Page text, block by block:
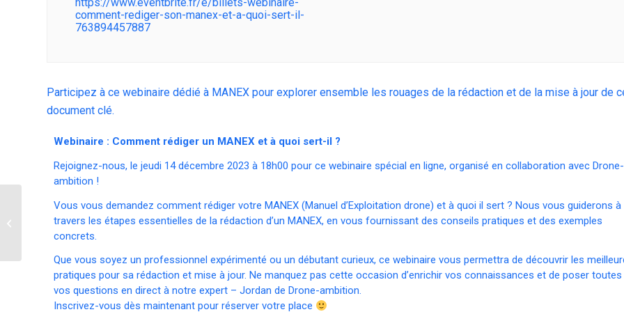
comment-rediger-son-manex-et-a-quoi-sert-il-
763894457887
Participez à ce webinaire dédié à MANEX pour explorer ensemble les rouages de la rédaction et de la mise à jour de
document clé.
Webinaire : Comment rédiger un MANEX et à quoi sert-il ?
Rejoignez-nous, le jeudi 14 décembre 2023 à 18h00 pour ce webinaire spécial en ligne, organisé en collaboration avec Drone-
ambition !
Vous vous demandez comment rédiger votre MANEX (Manuel d’Exploitation drone) et à quoi il sert ? Nous vous guiderons à
travers les étapes essentielles de la rédaction d’un MANEX, en vous fournissant des conseils pratiques et des exemples
concrets.
Que vous soyez un professionnel expérimenté ou un débutant curieux, ce webinaire vous permettra de découvrir les
pratiques pour sa rédaction et mise à jour. Ne manquez pas cette occasion d’enrichir vos connaissances et de poser toutes
vos questions en direct à notre expert – Jordan de Drone-ambition.
Inscrivez-vous dès maintenant pour réserver votre place
Session 2 de Webinaire
: Réglementation
européenne drone 2024